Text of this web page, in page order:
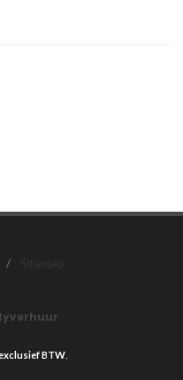
BTW.
/